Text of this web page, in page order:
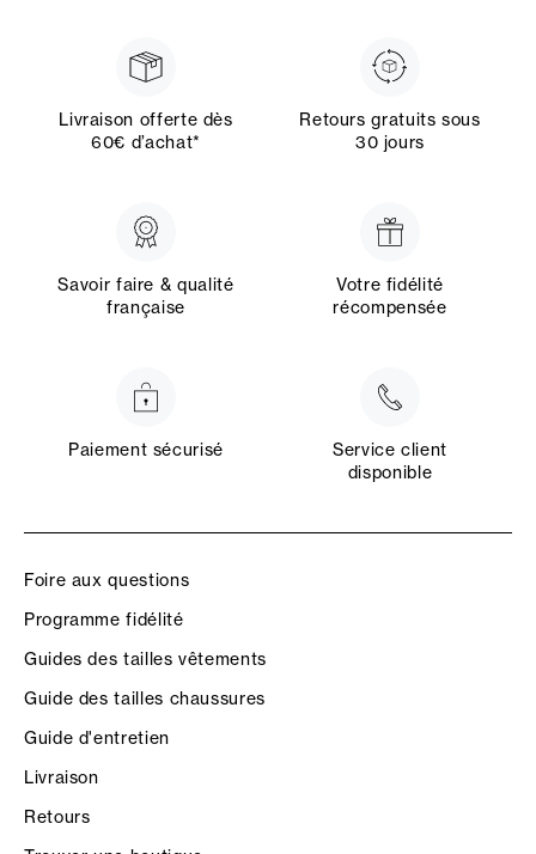
Livraison offerte dès
60€ d’achat*
Retours gratuits sous
30 jours
Savoir faire & qualité
française
Votre fidélité
récompensée
Paiement sécurisé
Service client
disponible
Foire aux questions
Programme fidélité
Guides des tailles vêtements
Guide des tailles chaussures
Guide d'entretien
Livraison
Retours